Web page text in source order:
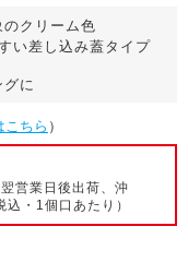
クリーム色
い差し込み蓋タイプ
に
こちら ）
営業日後出荷、沖
・1個口あたり）